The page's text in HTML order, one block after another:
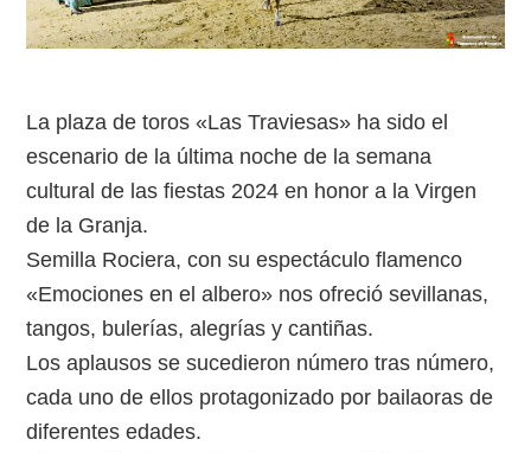
La plaza de toros «Las Traviesas» ha sido el
escenario de la última noche de la semana
cultural de las fiestas 2024 en honor a la Virgen
de la Granja.
Semilla Rociera, con su espectáculo flamenco
«Emociones en el albero» nos ofreció sevillanas,
tangos, bulerías, alegrías y cantiñas.
Los aplausos se sucedieron número tras número,
cada uno de ellos protagonizado por bailaoras de
diferentes edades.